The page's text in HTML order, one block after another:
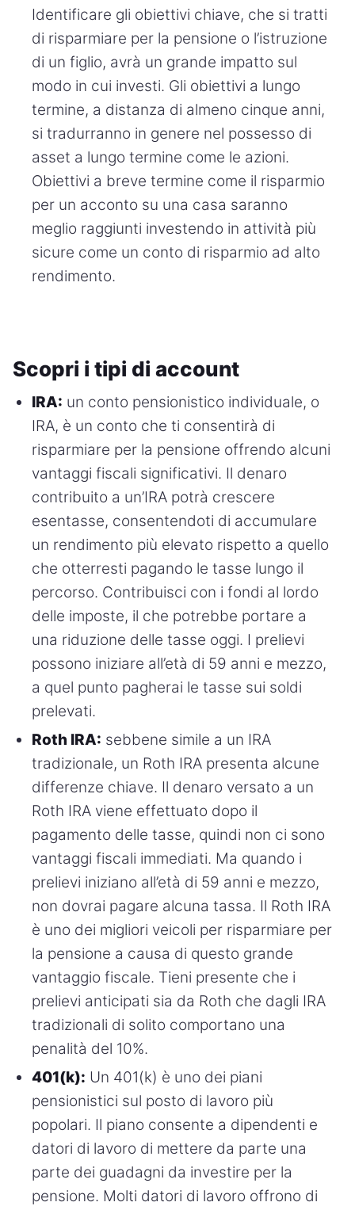
Identificare gli obiettivi chiave, che si tratti
di risparmiare per la pensione o l’istruzione
di un figlio, avrà un grande impatto sul
modo in cui investi. Gli obiettivi a lungo
termine, a distanza di almeno cinque anni,
si tradurranno in genere nel possesso di
asset a lungo termine come le azioni.
Obiettivi a breve termine come il risparmio
per un acconto su una casa saranno
meglio raggiunti investendo in attività più
sicure come un conto di risparmio ad alto
rendimento.
Scopri i tipi di account
IRA: un conto pensionistico individuale, o
IRA, è un conto che ti consentirà di
risparmiare per la pensione offrendo alcuni
vantaggi fiscali significativi. Il denaro
contribuito a un’IRA potrà crescere
esentasse, consentendoti di accumulare
un rendimento più elevato rispetto a quello
che otterresti pagando le tasse lungo il
percorso. Contribuisci con i fondi al lordo
delle imposte, il che potrebbe portare a
una riduzione delle tasse oggi. I prelievi
possono iniziare all’età di 59 anni e mezzo,
a quel punto pagherai le tasse sui soldi
prelevati.
Roth IRA: sebbene simile a un IRA
tradizionale, un Roth IRA presenta alcune
differenze chiave. Il denaro versato a un
Roth IRA viene effettuato dopo il
pagamento delle tasse, quindi non ci sono
vantaggi fiscali immediati. Ma quando i
prelievi iniziano all’età di 59 anni e mezzo,
non dovrai pagare alcuna tassa. Il Roth IRA
è uno dei migliori veicoli per risparmiare per
la pensione a causa di questo grande
vantaggio fiscale. Tieni presente che i
prelievi anticipati sia da Roth che dagli IRA
tradizionali di solito comportano una
penalità del 10%.
401(k): Un 401(k) è uno dei piani
pensionistici sul posto di lavoro più
popolari. Il piano consente a dipendenti e
datori di lavoro di mettere da parte una
parte dei guadagni da investire per la
pensione. Molti datori di lavoro offrono di